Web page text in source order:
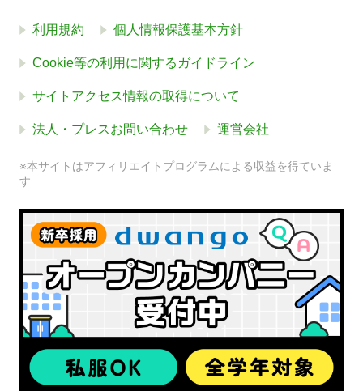
利用規約 個人情報保護基本方針
Cookie等の利用に関するガイドライン
サイトアクセス情報の取得について
法人・プレスお問い合わせ 運営会社
※本サイトはアフィリエイトプログラムによる収益を得ていま
す